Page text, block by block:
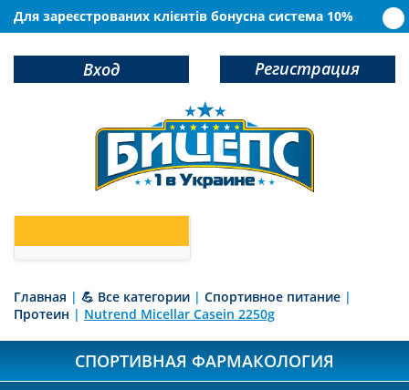
Для зареєстрованих клієнтів бонусна система 10%
Вход Регистрация
Главная | 💪 Все категории | Спортивное питание |
Протеин | Nutrend Micellar Casein 2250g
СПОРТИВНАЯ ФАРМАКОЛОГИЯ